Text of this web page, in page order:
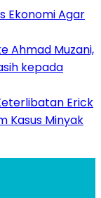
Ekonomi Agar
Ahmad Muzani,
kepada
Erick
Kasus Minyak